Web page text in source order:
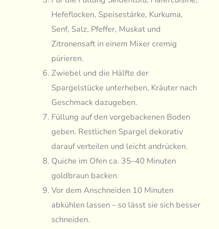
Hefeflocken, Speisestärke, Kurkuma,
Senf, Salz, Pfeffer, Muskat und
Zitronensaft in einem Mixer cremig
pürieren.
Zwiebel und die Hälfte der
Spargelstücke unterheben, Kräuter nach
Geschmack dazugeben.
Füllung auf den vorgebackenen Boden
geben. Restlichen Spargel dekorativ
darauf verteilen und leicht andrücken.
Quiche im Ofen ca. 35–40 Minuten
goldbraun backen.
Vor dem Anschneiden 10 Minuten
abkühlen lassen – so lässt sie sich besser
schneiden.